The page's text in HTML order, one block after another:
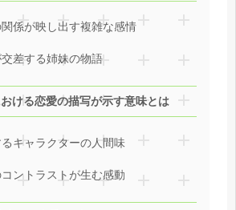
係が映し出す複雑な感情
差する姉妹の物語
ける恋愛の描写が示す意味とは
キャラクターの人間味
ントラストが生む感動